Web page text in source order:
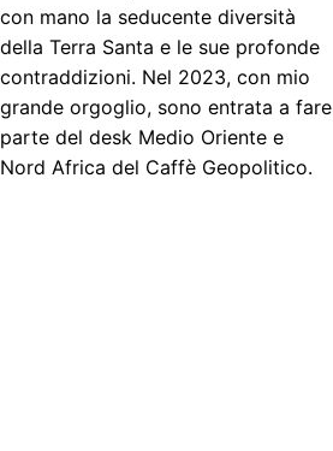
con mano la seducente diversità
della Terra Santa e le sue profonde
contraddizioni. Nel 2023, con mio
grande orgoglio, sono entrata a fare
parte del desk Medio Oriente e
Nord Africa del Caffè Geopolitico.